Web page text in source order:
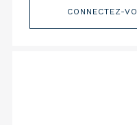
CONNECTEZ-